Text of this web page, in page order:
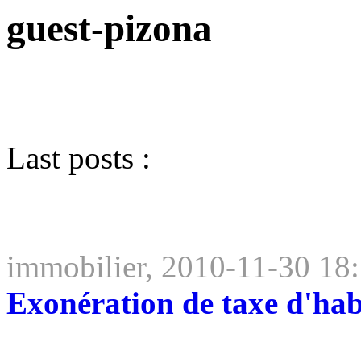
guest-pizona
Last posts :
immobilier, 2010-11-30
Exonération de taxe